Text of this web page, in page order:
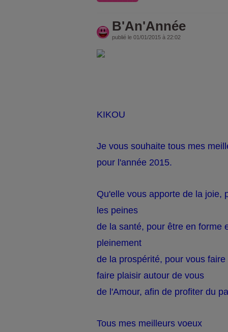
B'An'Année
publié le 01/01/2015 à 22:02
KIKOU
Je vous souhaite tous mes
pour l'année 2015.
Qu'elle vous apporte de la joie,
les peines
de la santé, pour être en forme
pleinement
de la prospérité, pour vous
faire plaisir autour de vous
de l'Amour, afin de profiter du
Tous mes meilleurs voeux